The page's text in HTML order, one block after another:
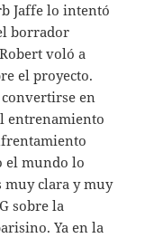
Jaffe lo intentó
borrador
voló a
el proyecto.
en
entrenamiento
el mundo lo
muy clara y muy
sobre la
Ya en la